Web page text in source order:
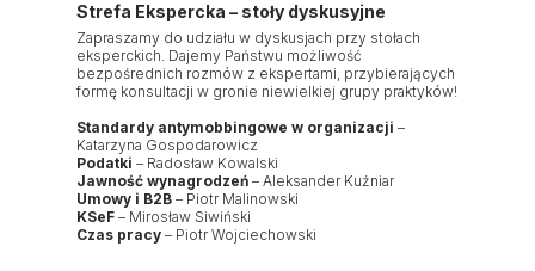
Zapraszamy do udziału w dyskusjach przy stołach
eksperckich. Dajemy Państwu możliwość
bezpośrednich rozmów z ekspertami, przybierających
formę konsultacji w gronie niewielkiej grupy praktyków!
Standardy antymobbingowe w organizacji –
Katarzyna Gospodarowicz
Podatki – Radosław Kowalski
Jawność wynagrodzeń – Aleksander Kuźniar
Umowy i B2B – Piotr Malinowski
KSeF – Mirosław Siwiński
Czas pracy – Piotr Wojciechowski
Strefa Ekspercka – stoły dyskusyjne